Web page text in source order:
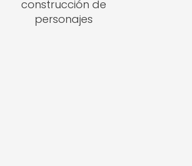
construcción de
personajes